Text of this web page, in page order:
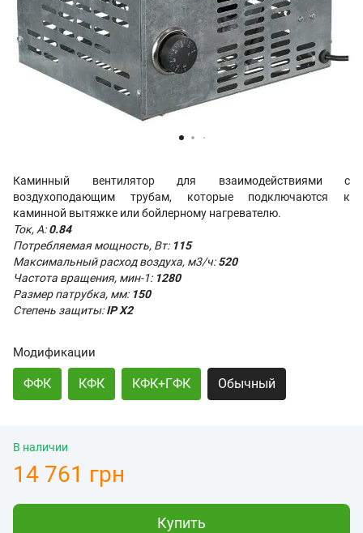
Каминный вентилятордля взаимодействиями с
воздухоподающим трубам, которые подключаются к
каминной вытяжке или бойлерному нагревателю.
Ток, А:0.84
Потребляемая мощность, Вт: 115
Максимальный расход воздуха, м3/ч:520
Частота вращения, мин-1: 1280
Размер патрубка, мм: 150
Степень защиты:IP X2
Модификации
ФФК КФК КФК+ГФК Обычный
В наличии
14 761 грн
Купить